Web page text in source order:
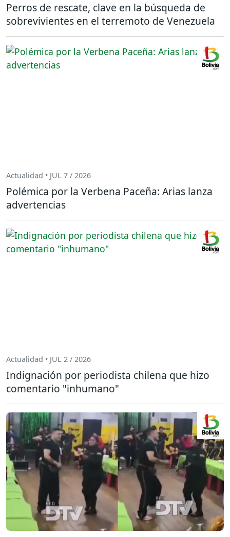
Perros de rescate, clave en la búsqueda de
sobrevivientes en el terremoto de Venezuela
Actualidad • JUL 7 / 2026
Polémica por la Verbena Paceña: Arias lanza
advertencias
Actualidad • JUL 2 / 2026
Indignación por periodista chilena que hizo
comentario "inhumano"